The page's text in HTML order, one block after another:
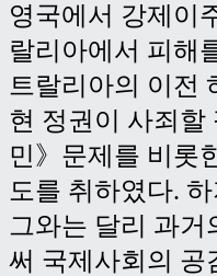
영국에서 강제이
랄리아에서 피해
트랄리아의 이전
현 정권이 사죄할
민》문제를 비롯
도를 취하였다.
그와는 달리 과
써 국제사회의 공